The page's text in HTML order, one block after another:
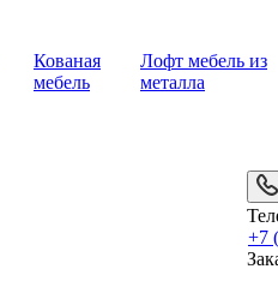
Кованая
мебель
Лофт мебель из
металла
+7